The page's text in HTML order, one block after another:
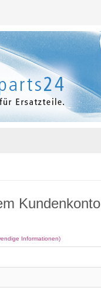
Kundenkonto
Informationen)